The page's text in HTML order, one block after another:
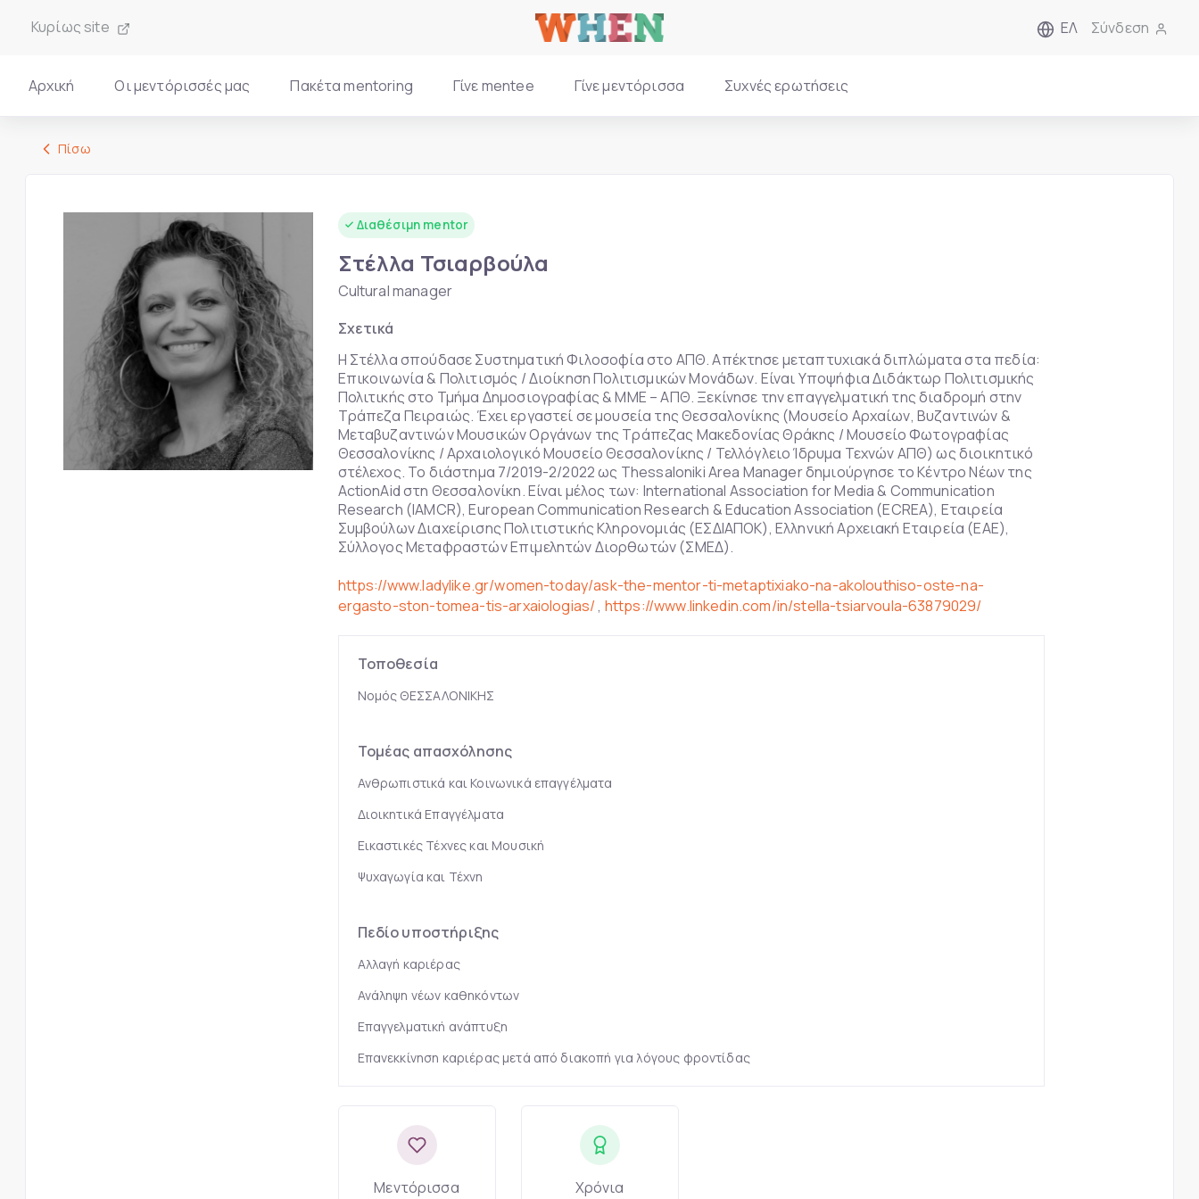
Κυρίως site ΕΛ Σύνδεση
Αρχική Οι μεντόρισσές μας Πακέτα mentoring Γίνε mentee Γίνε μεντόρισσα Συχνές ερωτήσεις
Πίσω
Διαθέσιμη mentor
Στέλλα Τσιαρβούλα
Cultural manager
Σχετικά
Η Στέλλα σπούδασε Συστηματική Φιλοσοφία στο ΑΠΘ. Απέκτησε μεταπτυχιακά διπλώματα στα πεδία:
Επικοινωνία & Πολιτισμός / Διοίκηση Πολιτισμικών Μονάδων. Είναι Υποψήφια Διδάκτωρ Πολιτισμικής
Πολιτικής στο Τμήμα Δημοσιογραφίας & ΜΜΕ – ΑΠΘ. Ξεκίνησε την επαγγελματική της διαδρομή στην
Τράπεζα Πειραιώς. Έχει εργαστεί σε μουσεία της Θεσσαλονίκης (Μουσείο Αρχαίων, Βυζαντινών &
Μεταβυζαντινών Μουσικών Οργάνων της Τράπεζας Μακεδονίας Θράκης / Μουσείο Φωτογραφίας
Θεσσαλονίκης / Αρχαιολογικό Μουσείο Θεσσαλονίκης / Τελλόγλειο Ίδρυμα Τεχνών ΑΠΘ) ως διοικητικό
στέλεχος. To διάστημα 7/2019-2/2022 ως Τhessaloniki Area Manager δημιούργησε το Κέντρο Νέων της
ActionAid στη Θεσσαλονίκη. Είναι μέλος των: International Association for Media & Communication
Research (IAMCR), European Communication Research & Education Association (ECREA), Εταιρεία
Συμβούλων Διαχείρισης Πολιτιστικής Κληρονομιάς (ΕΣΔΙΑΠΟΚ), Ελληνική Αρχειακή Εταιρεία (ΕΑΕ),
Σύλλογος Μεταφραστών Επιμελητών Διορθωτών (ΣΜΕΔ).
https://www.ladylike.gr/women-today/ask-the-mentor-ti-metaptixiako-na-akolouthiso-oste-na-
ergasto-ston-tomea-tis-arxaiologias/, https://www.linkedin.com/in/stella-tsiarvoula-63879029/
Τοποθεσία
Νομός ΘΕΣΣΑΛΟΝΙΚΗΣ
Τομέας απασχόλησης
Ανθρωπιστικά και Κοινωνικά επαγγέλματα
Διοικητικά Επαγγέλματα
Εικαστικές Τέχνες και Μουσική
Ψυχαγωγία και Τέχνη
Πεδίο υποστήριξης
Αλλαγή καριέρας
Ανάληψη νέων καθηκόντων
Επαγγελματική ανάπτυξη
Επανεκκίνηση καριέρας μετά από διακοπή για λόγους φροντίδας
Μεντόρισσα
Χρόνια